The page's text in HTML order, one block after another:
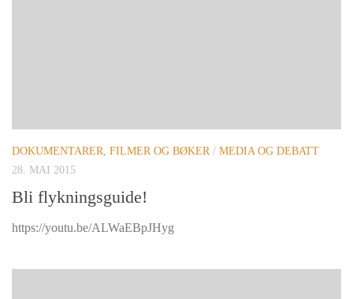
DOKUMENTARER, FILMER OG BØKER/ MEDIA OG DEBATT
28. MAI 2015
Bli flykningsguide!
https://youtu.be/ALWaEBpJHyg